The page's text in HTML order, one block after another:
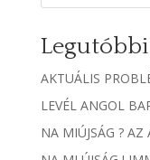
AKTUÁLIS
LEVÉL ANGOL
NA MIÚJSÁG ?